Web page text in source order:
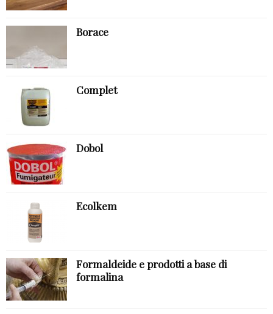
Borace
Complet
Dobol
Ecolkem
Formaldeide e prodotti a base di
formalina